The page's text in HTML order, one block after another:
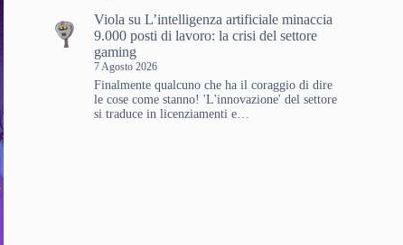
Viola suL’intelligenza artificiale minaccia
9.000 posti di lavoro: la crisi del settore
gaming
7 Agosto 2026
Finalmente qualcuno che ha il coraggio di dire
le cose come stanno! 'L'innovazione' del settore
si traduce in licenziamenti e…